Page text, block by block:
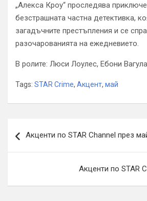
„Алекса Кроу“ проследява
безстрашната частна детективка,
загадъчните престъпления и се
разочарованията на ежедневието.
В ролите: Люси Лоулес, Ебони
Tags: STAR Crime, Акцент, май
Акценти по STAR Channel през
Акценти по STAR